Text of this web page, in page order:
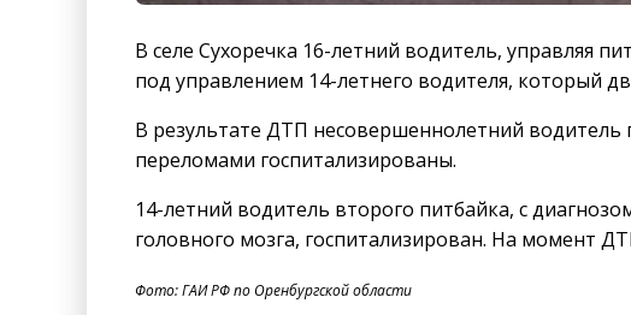
В селе Сухоречка 16-летний водитель, управляя
под управлением 14-летнего водителя, который
В результате ДТП несовершеннолетний водитель
переломами госпитализированы.
14-летний водитель второго питбайка, с
головного мозга, госпитализирован. На момент
Фото: ГАИ РФ по Оренбургской области